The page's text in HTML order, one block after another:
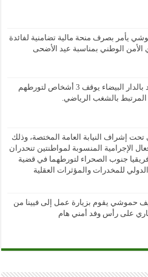
يأمر بصرف منحة مالية تضامنية لفائدة
الأمن الوطني بمناسبة عيد الأضحى
أمن مولاي رشيد بالدار البيضاء يوقف 3 أشخاص لتورطهم
المرتبط بالشغب الرياضي.
إشراف النيابة العامة المختصة، وذلك
الإجرامية المنسوبة لمواطنتين تنحدران
جنوب الصحراء لتورطهما في قضية
للمخدرات والمؤثرات العقلية
حموشي يقوم بزيارة عمل إلى فيينا من